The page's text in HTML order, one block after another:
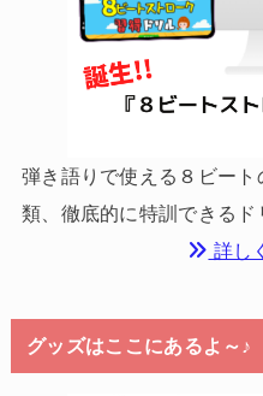
弾き語りで使える８ビー
類、徹底的に特訓できる
詳し
グッズはここにあるよ～♪